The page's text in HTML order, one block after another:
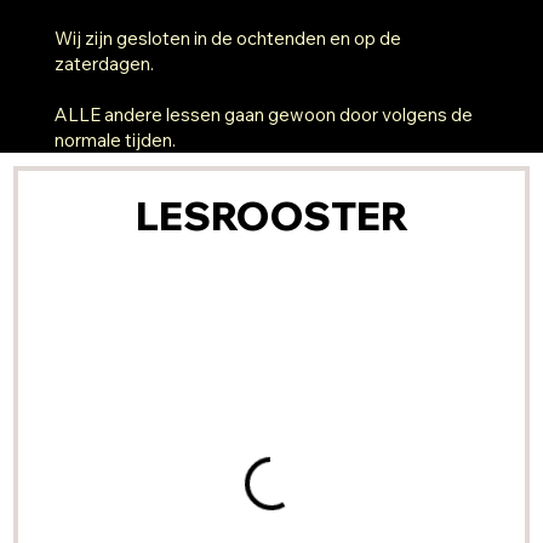
LESROOSTER
Wij zijn gesloten in de ochtenden en op de
zaterdagen.
ALLE andere lessen gaan gewoon door volgens de
normale tijden.